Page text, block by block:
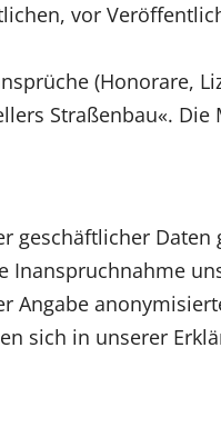
vor
(Honorare,
Straßenbau«.
geschäftlicher
Inanspruchnahme
Angabe
sich in unserer